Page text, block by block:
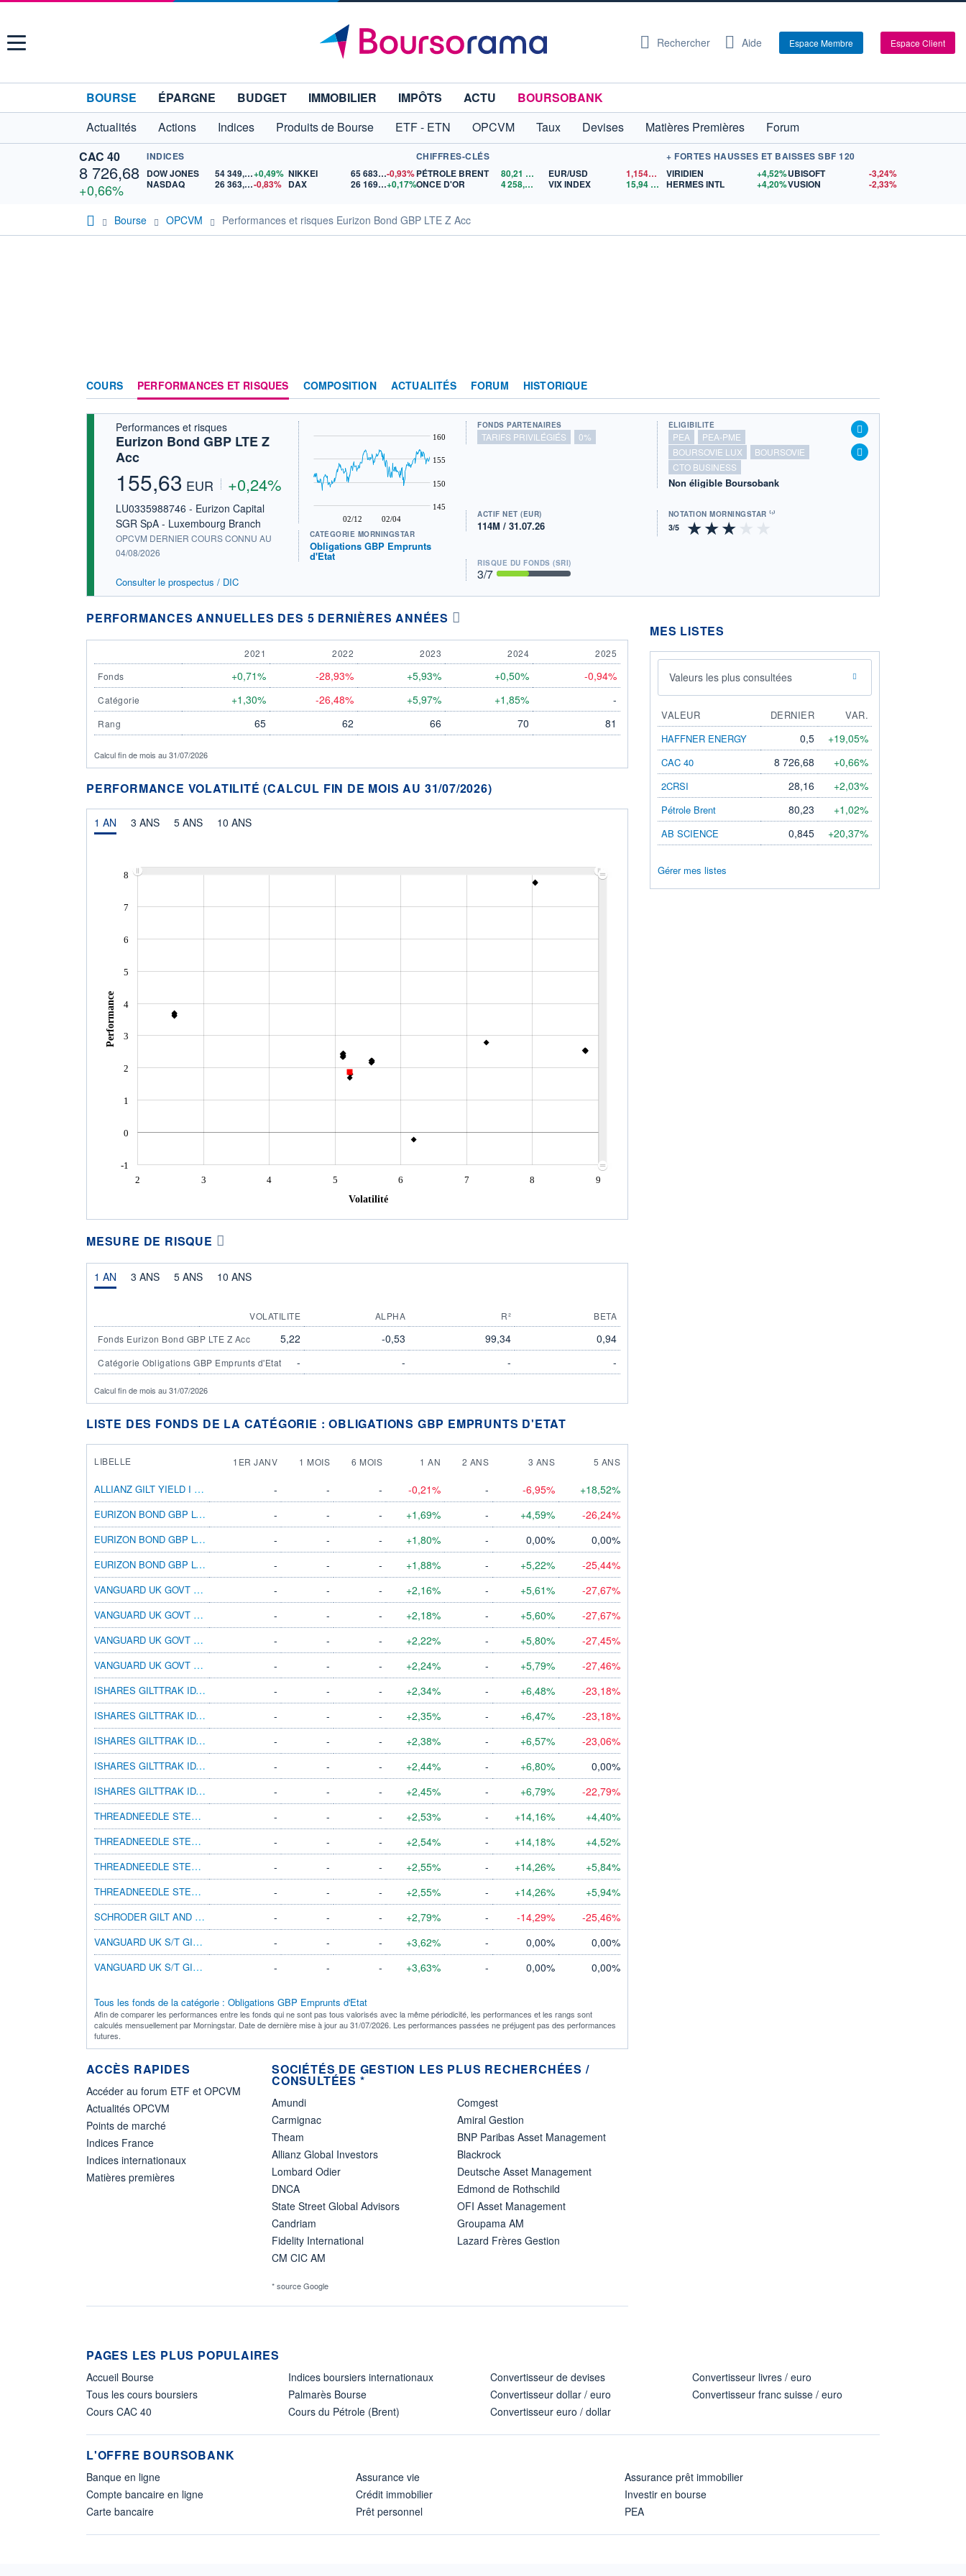
Menu Rechercher Aide Espace Membre Espace Client
BOURSE ÉPARGNE BUDGET IMMOBILIER IMPÔTS ACTU
BOURSOBANK
Actualités
Actions Indices Produits de Bourse ETF - ETN OPCVM Taux Devises Matières Premières
Forum
CAC 40
8 726,68
+0,66%
INDICES
DOW JONES
54 349,12+0,49%
NASDAQ
26 363,44-0,83%
NIKKEI 65 683,26-0,93%
DAX
26 169,63+0,17%
CHIFFRES-CLÉS
PÉTROLE BRENT
80,21
ONCE D'OR
4 258,23 $US
EUR/USD 1,1541$US
VIX INDEX
15,94$US
+ FORTES HAUSSES ET BAISSES SBF 120
VIRIDIEN
+4,52%
HERMES INTL
+4,20%
UBISOFT
-3,24%
VUSION
-2,33%
Bourse OPCVM Performances et risques Eurizon Bond GBP LTE Z Acc
COURS PERFORMANCES ET RISQUES COMPOSITION ACTUALITÉS FORUM HISTORIQUE
Performances et risques
Eurizon Bond GBP LTE Z
Acc
155,63 EUR +0,24%
LU0335988746 - Eurizon Capital
SGR SpA - Luxembourg Branch
OPCVM DERNIER COURS CONNU AU
04/08/2026
Consulter le prospectus / DIC
02/12 02/04
145
150
155
160
CATÉGORIE MORNINGSTAR
Obligations GBP Emprunts
d'Etat
FONDS PARTENAIRES
TARIFS PRIVILÉGIÉS 0%
ÉLIGIBILITÉ
PEA
PEA-PME
BOURSOVIE LUX
BOURSOVIE
CTO BUSINESS
Non éligible Boursobank
ACTIF NET (EUR)
114M / 31.07.26
NOTATION MORNINGSTAR ⁽¹⁾
RISQUE DU FONDS (SRI)
3/7
PERFORMANCES ANNUELLES DES 5 DERNIÈRES ANNÉES
2021 2022 2023 2024
2025
Fonds
+0,71% -28,93% +5,93% +0,50% -0,94%
Catégorie +1,30% -26,48% +5,97% +1,85% -
Rang 65 62 66 70 81
Calcul fin de mois au 31/07/2026
PERFORMANCE VOLATILITÉ (CALCUL FIN DE MOIS AU 31/07/2026)
1 AN 3 ANS 5 ANS 10 ANS
-1
0
1
2
3
4
5
6
7
8
Performance
2 3 4 5 6 7 8
9
Volatilité
MESURE DE RISQUE
1 AN 3 ANS 5 ANS 10 ANS
VOLATILITE ALPHA R²
BETA
Fonds Eurizon Bond GBP LTE Z Acc
5,22 -0,53 99,34 0,94
Catégorie Obligations GBP Emprunts d'Etat - - - -
Calcul fin de mois au 31/07/2026
LISTE DES FONDS DE LA CATÉGORIE : OBLIGATIONS GBP EMPRUNTS D'ETAT
LIBELLE 1ER JANV 1 MOIS 6 MOIS 1 AN 2 ANS 3 ANS 5 ANS
ALLIANZ GILT YIELD I INC - - - -0,21% - -6,95%
+18,52%
EURIZON BOND GBP LTE R ACC
- - - +1,69% - +4,59%
-26,24%
EURIZON BOND GBP LTE C ACC
- - - +1,80% - 0,00%
0,00%
EURIZON BOND GBP LTE Z ACC
- - - +1,88% - +5,22%
-25,44%
VANGUARD UK GOVT BD IDX £ DIST
- - - +2,16% - +5,61%
-27,67%
VANGUARD UK GOVT BD IDX £ ACC
- - - +2,18% - +5,60%
-27,67%
VANGUARD UK GOVT BD IDX INS PL £ DIST
- - - +2,22% - +5,80%
-27,45%
VANGUARD UK GOVT BD IDX INS PL £ ACC
- - - +2,24% - +5,79%
-27,46%
ISHARES GILTTRAK IDX (IE) INSTL DIS GBP
- - - +2,34% - +6,48%
-23,18%
ISHARES GILTTRAK IDX (IE) INSTL ACC GBP
- - - +2,35% - +6,47%
-23,18%
ISHARES GILTTRAK IDX (IE) D ACC GBP
- - - +2,38% - +6,57%
-23,06%
ISHARES GILTTRAK IDX (IE) FLXSTACHIDEGBP
- - - +2,44% - +6,80%
0,00%
ISHARES GILTTRAK IDX (IE) FLEX ACC GBP
- - - +2,45% - +6,79%
-22,79%
THREADNEEDLE STERLING BOND RTL GRS ACC
- - - +2,53% - +14,16%
+4,40%
THREADNEEDLE STERLING BOND RTL INC
- - - +2,54% - +14,18%
+4,52%
THREADNEEDLE STERLING BOND Z GRS ACC
- - - +2,55% - +14,26%
+5,84%
THREADNEEDLE STERLING BOND Z INC
- - - +2,55% - +14,26%
+5,94%
SCHRODER GILT AND FIXED INT A INC GBP
- - - +2,79% - -14,29%
-25,46%
VANGUARD UK S/T GILT IDX GBP DIS
- - - +3,62% - 0,00%
0,00%
VANGUARD UK S/T GILT IDX GBP ACC
- - - +3,63% - 0,00% 0,00%
Tous les fonds de la catégorie : Obligations GBP Emprunts d'Etat
Afin de comparer les performances entre les fonds qui ne sont pas tous valorisés avec la même périodicité, les performances et les rangs sont
calculés mensuellement par Morningstar. Date de dernière mise à jour au 31/07/2026. Les performances passées ne préjugent pas des performances
futures.
ACCÈS RAPIDES
Accéder au forum ETF et OPCVM
Actualités OPCVM
Points de marché
Indices France
Indices internationaux
Matières premières
SOCIÉTÉS DE GESTION LES PLUS RECHERCHÉES /
CONSULTÉES *
Amundi
Carmignac
Theam
Allianz Global Investors
Lombard Odier
DNCA
State Street Global Advisors
Candriam
Fidelity International
CM CIC AM
Comgest
Amiral Gestion
BNP Paribas Asset Management
Blackrock
Deutsche Asset Management
Edmond de Rothschild
OFI Asset Management
Groupama AM
Lazard Frères Gestion
* source Google
MES LISTES
Valeurs les plus consultées
VALEUR DERNIER
VAR.
HAFFNER ENERGY
0,5 +19,05%
CAC 40 8 726,68 +0,66%
2CRSI 28,16 +2,03%
Pétrole Brent 80,23 +1,02%
AB SCIENCE 0,845 +20,37%
Gérer mes listes
PAGES LES PLUS POPULAIRES
Accueil Bourse
Tous les cours boursiers
Cours CAC 40
Indices boursiers internationaux
Palmarès Bourse
Cours du Pétrole (Brent)
Convertisseur de devises
Convertisseur dollar / euro
Convertisseur euro / dollar
Convertisseur livres / euro
Convertisseur franc suisse / euro
L'OFFRE BOURSOBANK
Banque en ligne
Compte bancaire en ligne
Carte bancaire
Assurance vie
Crédit immobilier
Prêt personnel
Assurance prêt immobilier
Investir en bourse
PEA